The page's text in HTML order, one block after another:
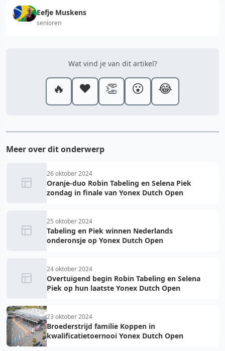
Eefje Muskens
senioren
Wat vind je van dit artikel?
🔥 ❤️ 👏 😮 😂
Meer over dit onderwerp
26 oktober 2024
Oranje-duo Robin Tabeling en Selena Piek
zondag in finale van Yonex Dutch Open
25 oktober 2024
Tabeling en Piek winnen Nederlands
onderonsje op Yonex Dutch Open
24 oktober 2024
Overtuigend begin Robin Tabeling en Selena
Piek op hun laatste Yonex Dutch Open
23 oktober 2024
Broederstrijd familie Koppen in
kwalificatietoernooi Yonex Dutch Open